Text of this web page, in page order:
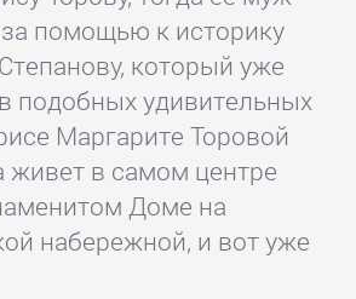
помощью к историку
который уже
подобных удивительных
Маргарите Торовой
живет в самом центре
Доме на
набережной, и вот уже